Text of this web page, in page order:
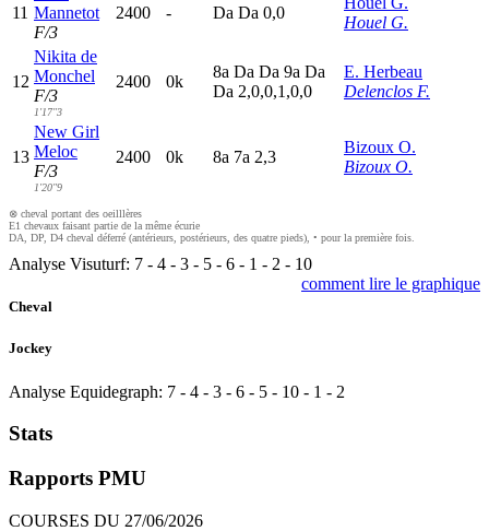
11 Mannetot
F/3
2400 - Da Da 0,0
Houel G.
12
Nikita de
Monchel
F/3
1'17"3
2400 0k
8a Da Da 9a Da
Da 2,0,0,1,0,0
E. Herbeau
Delenclos F.
13
New Girl
Meloc
F/3
1'20"9
2400 0k 8a 7a 2,3
Bizoux O.
Bizoux O.
⊗ cheval portant des oeilllères
E1 chevaux faisant partie de la même écurie
DA, DP, D4 cheval déferré (antérieurs, postérieurs, des quatre pieds), • pour la première fois.
Analyse Visuturf: 7 - 4 - 3 - 5 - 6 - 1 - 2 - 10
comment lire le graphique
Cheval
Jockey
Analyse Equidegraph: 7 - 4 - 3 - 6 - 5 - 10 - 1 - 2
Stats
Rapports PMU
COURSES DU 27/06/2026